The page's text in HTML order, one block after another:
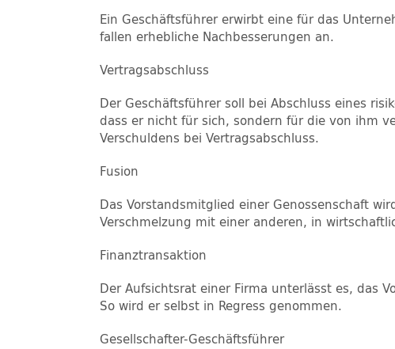
Ein Geschäftsführer erwirbt eine für das
fallen erhebliche Nachbesserungen an.
Vertragsabschluss
Der Geschäftsführer soll bei Abschluss eines
dass er nicht für sich, sondern für die von ihm
Verschuldens bei Vertragsabschluss.
Fusion
Das Vorstandsmitglied einer Genossenschaft
Verschmelzung mit einer anderen, in
Finanztransaktion
Der Aufsichtsrat einer Firma unterlässt es, das
So wird er selbst in Regress genommen.
Gesellschafter-Geschäftsführer